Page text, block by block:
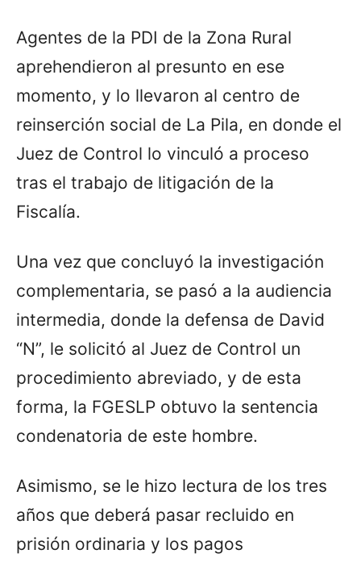
Agentes de la PDI de la Zona Rural
aprehendieron al presunto en ese
momento, y lo llevaron al centro de
reinserción social de La Pila, en donde el
Juez de Control lo vinculó a proceso
tras el trabajo de litigación de la
Fiscalía.
Una vez que concluyó la investigación
complementaria, se pasó a la audiencia
intermedia, donde la defensa de David
“N”, le solicitó al Juez de Control un
procedimiento abreviado, y de esta
forma, la FGESLP obtuvo la sentencia
condenatoria de este hombre.
Asimismo, se le hizo lectura de los tres
años que deberá pasar recluido en
prisión ordinaria y los pagos